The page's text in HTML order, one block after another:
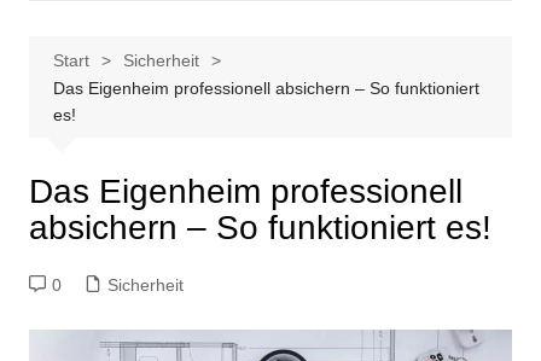
Start
Sicherheit
Das Eigenheim professionell absichern – So funktioniert
es!
Das Eigenheim professionell
absichern – So funktioniert es!
0 Sicherheit